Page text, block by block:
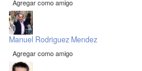
Agregar como amigo
Manuel Rodriguez Mendez
Agregar como amigo